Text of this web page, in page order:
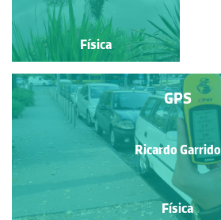
Física
GPS
Ricardo Garrido
Física
Física